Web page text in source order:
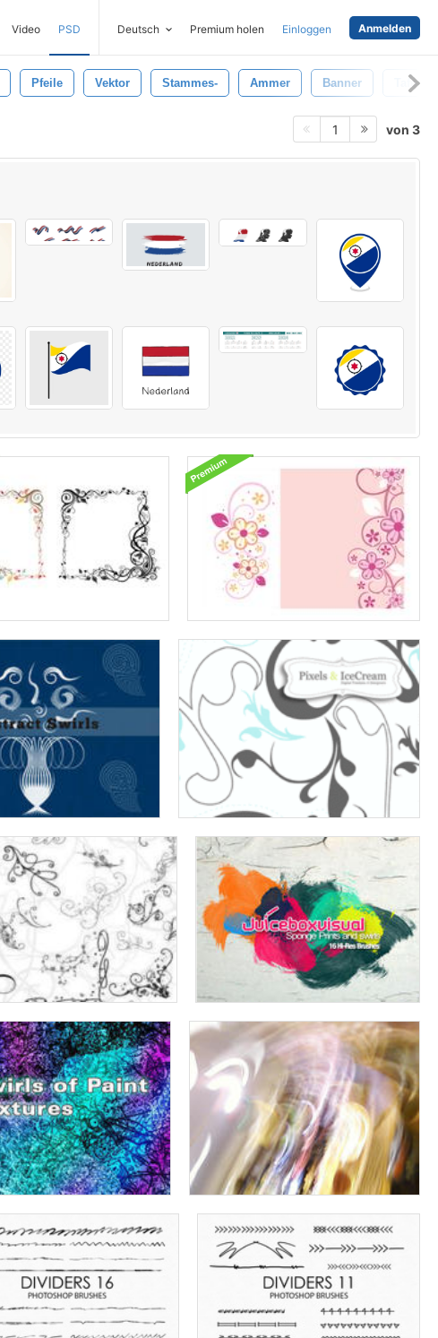
Video PSD Deutsch Premium holen Einloggen Anmelden
Pfeile Vektor Stammes- Ammer Banner Tafel
1 von 3